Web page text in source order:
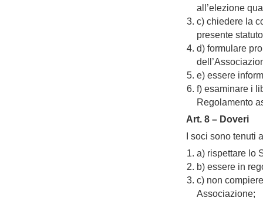
all’elezione
c) chiedere la
presente
d) formulare
e) essere
f) esaminare i
Regolamento
Art. 8 – Doveri
I soci sono tenuti
a) rispettare lo
b) essere in
c) non
Associazione;